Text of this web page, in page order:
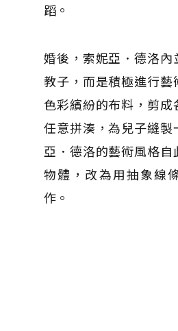
蹈。
婚後，索妮亞．德洛內
教子，而是積極進行藝
色彩繽紛的布料，剪成
任意拼湊，為兒子縫製
亞．德洛的藝術風格
物體，改為用抽象線
作。